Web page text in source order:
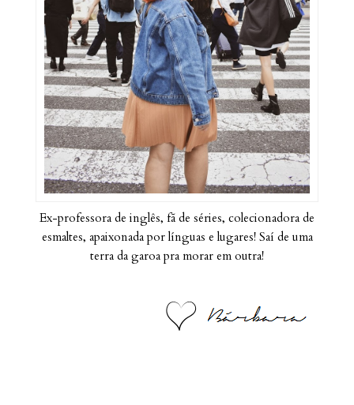
Ex-professora de inglês, fã de séries, colecionadora de
esmaltes, apaixonada por línguas e lugares! Saí de uma
terra da garoa pra morar em outra!